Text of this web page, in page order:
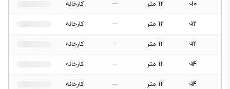
10 12 متر — کارخانه
12 12 متر — کارخانه
12 12 متر — کارخانه
14 12 متر — کارخانه
14 12 متر — کارخانه